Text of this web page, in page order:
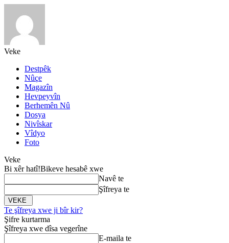
Veke
Destpêk
Nûçe
Magazîn
Hevpeyvîn
Berhemên Nû
Dosya
Nivîskar
Vîdyo
Foto
Veke
Bi xêr hatî!Bikeve hesabê xwe
Navê te
Şîfreya te
Te şîfreya xwe ji bîr kir?
Şifre kurtarma
Şîfreya xwe dîsa vegerîne
E-maila te